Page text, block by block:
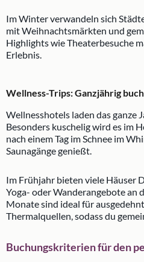
Im Winter verwandeln sich
mit Weihnachtsmärkten und
Highlights wie Theaterbesuche
Erlebnis.
Wellness-Trips: Ganzjährig
Wellnesshotels laden das ganze
Besonders kuschelig wird es im
nach einem Tag im Schnee im
Saunagänge genießt.
Im Frühjahr bieten viele Häuser
Yoga- oder Wanderangebote an
Monate sind ideal für
Thermalquellen, sodass du
Buchungskriterien für den